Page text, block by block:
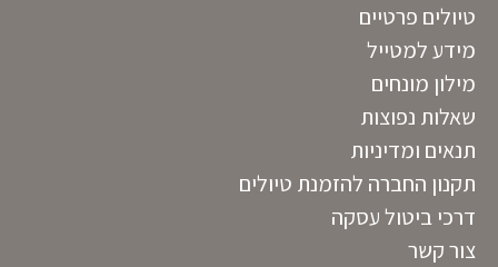
טיולים פרטיים
מידע למטייל
מילון מונחים
שאלות נפוצות
תנאים ומדיניות
תקנון החברה להזמנת טיולים
דרכי ביטול עסקה
צור קשר